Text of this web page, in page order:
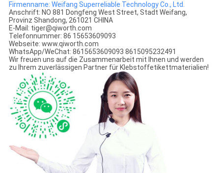
Firmenname: Weifang Superreliable Technology Co., Ltd.
Anschrift: NO 881 Dongfeng West Street, Stadt Weifang,
Provinz Shandong, 261021 CHINA
E-Mail: tiger@qiworth.com
Telefonnummer: 86 15653609093
Webseite: www.qiworth.com
WhatsApp/WeChat: 8615653609093 8615095232491
Wir freuen uns auf die Zusammenarbeit mit Ihnen und werden
zu Ihrem zuverlässigen Partner für Klebstoffetikettmaterialien!